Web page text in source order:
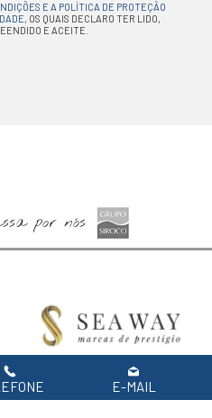
E A POLÍTICA DE PROTEÇÃO
, OS QUAIS DECLARO TER LIDO,
E ACEITE.
por nós
Barcos Novos Jeanneau,
E-MAIL